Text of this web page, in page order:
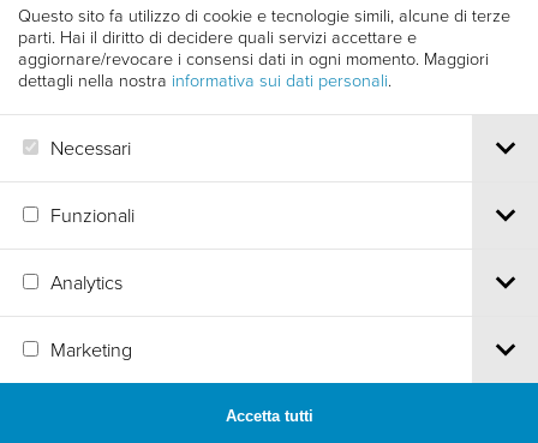
Questo sito fa utilizzo di cookie e tecnologie simili, alcune di terze
parti. Hai il diritto di decidere quali servizi accettare e
aggiornare/revocare i consensi dati in ogni momento. Maggiori
dettagli nella nostra informativa sui dati personali.
Necessari
Funzionali
Analytics
Marketing
Accetta tutti
STANKO ALEKSIC
(Vinkonci, 1919 - Belgrado, 24 giugno 2003) È stato
uno sceneggiatore, direttore artistico, alpinista e
Tel.+39 0461 986120